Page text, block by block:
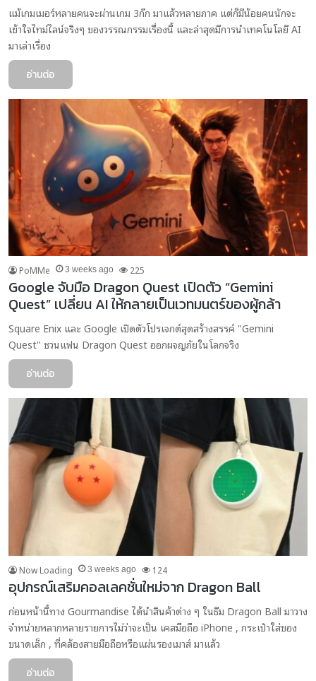
แม้เกมเมอร์หลายคนจะผ่านเกม 3ก๊ก มาแล้วหลายภาค แต่ก็มีน้อยคนนักจะ
เข้าใจไทม์ไลน์จริงๆ ของวรรณกรรมเรื่องนี้ และล่าสุดมีการนำเทคโนโลยี AI
มาเล่าเรื่อง
อ่านต่อ
PoMMe 3 weeks ago 225
Google จับมือ Dragon Quest เปิดตัว “Gemini
Quest” เปลี่ยน AI ให้กลายเป็นเวทมนตร์ของผู้กล้า
Square Enix และ Google เปิดตัวโปรเจกต์สุดสร้างสรรค์ "Gemini
Quest" ชวนแฟน Dragon Quest ออกผจญภัยในโลกจริง
อ่านต่อ
Now Loading 3 weeks ago 124
อุปกรณ์เสริมคอลเลคชั่นใหม่จาก Dragon Ball
ก่อนหน้านี้ทาง Gourmandise ได้นำสินค้าต่าง ๆ ในธีม Dragon Ball มาวาง
จำหน่ายหลากหลายรายการไม่ว่าจะเป็น เคสมือถือ iPhone , กระเป๋าใส่ของ
ขนาดเล็ก , ที่คล้องสายมือถือหรือแผ่นรองเมาส์ มาแล้ว
อ่านต่อ